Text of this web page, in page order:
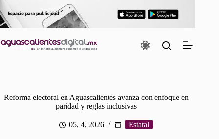
al
contenido
Reforma electoral en Aguascalientes avanza con enfoque en
paridad y reglas inclusivas
05, 4, 2026 Estatal